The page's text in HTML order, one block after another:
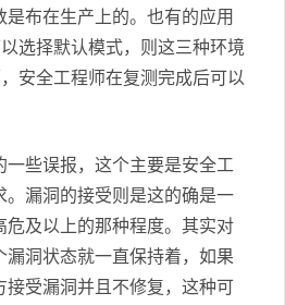
布在生产上的。也有的应用
选择默认模式，则这三种环境
安全工程师在复测完成后可以
些误报，这个主要是安全工
漏洞的接受则是这的确是一
及以上的那种程度。其实对
洞状态就一直保持着，如果
受漏洞并且不修复，这种可